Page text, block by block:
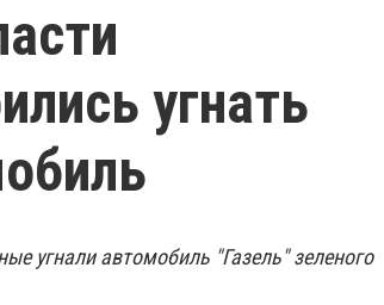
угнать
угнали автомобиль "Газель" зеленого